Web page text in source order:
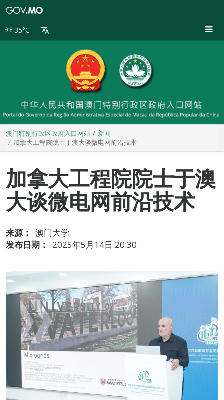
别
35°C
澳门特别行政区政府入口网站
新闻
加拿大工程院院士于澳大谈微电网前沿技术
加拿大工程院院士于澳
大谈微电网前沿技术
来源：
澳门大学
发布日期：
2025年5月14日 20:30